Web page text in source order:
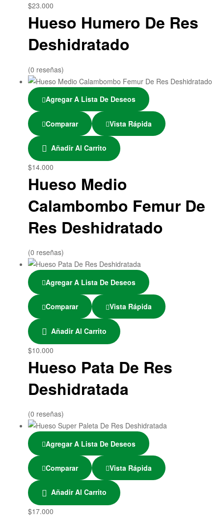
$23.000
Hueso Humero De Res
Deshidratado
(0 reseñas)
Agregar A Lista De Deseos
Comparar Vista Rápida
Añadir Al Carrito
$14.000
Hueso Medio
Calambombo Femur De
Res Deshidratado
(0 reseñas)
Agregar A Lista De Deseos
Comparar Vista Rápida
Añadir Al Carrito
$10.000
Hueso Pata De Res
Deshidratada
(0 reseñas)
Agregar A Lista De Deseos
Comparar Vista Rápida
Añadir Al Carrito
$17.000